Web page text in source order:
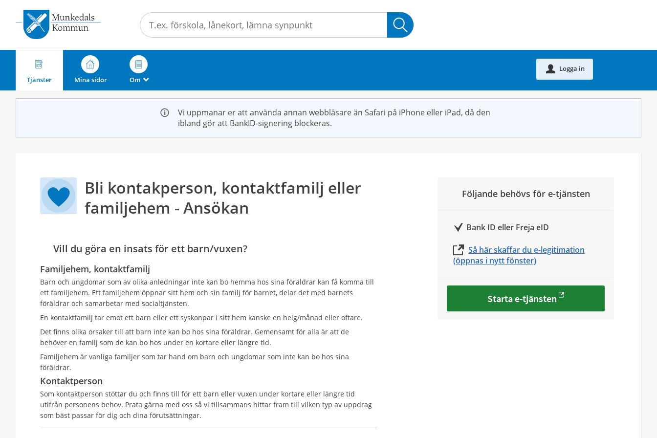
tjänster
Munkedals
kommun
Tjänster Mina sidor Om _
u Logga in
Vi uppmanar er att använda annan webbläsare än Safari på iPhone eller iPad, då den
ibland gör att BankID-signering blockeras.
Bli kontakperson, kontaktfamilj eller
familjehem - Ansökan
Vill du göra en insats för ett barn/vuxen?
Familjehem, kontaktfamilj
Barn och ungdomar som av olika anledningar inte kan bo hemma hos sina föräldrar kan få komma till
ett familjehem. Ett familjehem öppnar sitt hem och sin familj för barnet, delar det med barnets
föräldrar och samarbetar med socialtjänsten.
En kontaktfamilj tar emot ett barn eller ett syskonpar i sitt hem kanske en helg/månad eller oftare.
Det finns olika orsaker till att barn inte kan bo hos sina föräldrar. Gemensamt för alla är att de
behöver en familj som de kan bo hos under en kortare eller längre tid.
Familjehem är vanliga familjer som tar hand om barn och ungdomar som inte kan bo hos sina
föräldrar.
Kontaktperson
Som kontaktperson stöttar du och finns till för ett barn eller vuxen under kortare eller längre tid
utifrån personens behov. Prata gärna med oss så vi tillsammans hittar fram till vilken typ av uppdrag
som bäst passar för dig och dina förutsättningar.
Följande behövs för e-tjänsten
Bank ID eller Freja eID
Så här skaffar du e-legitimation
(öppnas i nytt fönster)
Starta e-tjänsten